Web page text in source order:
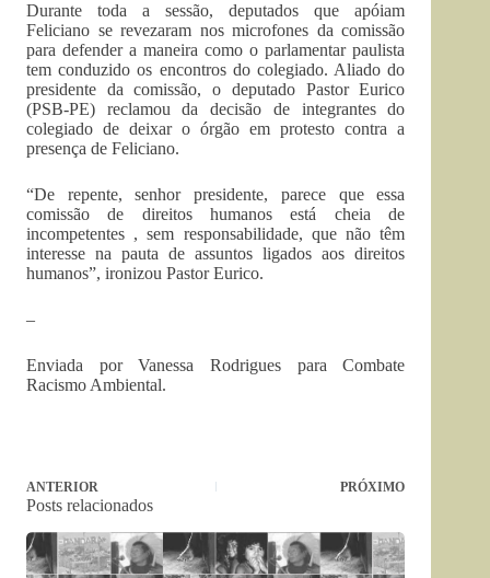
Durante toda a sessão, deputados que apóiam
Feliciano se revezaram nos microfones da comissão
para defender a maneira como o parlamentar paulista
tem conduzido os encontros do colegiado. Aliado do
presidente da comissão, o deputado Pastor Eurico
(PSB-PE) reclamou da decisão de integrantes do
colegiado de deixar o órgão em protesto contra a
presença de Feliciano.
“De repente, senhor presidente, parece que essa
comissão de direitos humanos está cheia de
incompetentes , sem responsabilidade, que não têm
interesse na pauta de assuntos ligados aos direitos
humanos”, ironizou Pastor Eurico.
–
Enviada por Vanessa Rodrigues para Combate
Racismo Ambiental.
ANTERIOR PRÓXIMO
Posts relacionados